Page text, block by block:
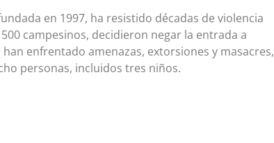
en 1997, ha resistido décadas de violencia
campesinos, decidieron negar la entrada a
enfrentado amenazas, extorsiones y masacres,
personas, incluidos tres niños.